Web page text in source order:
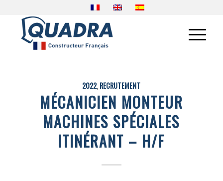
2022,RECRUTEMENT
MÉCANICIEN MONTEUR
MACHINES SPÉCIALES
ITINÉRANT – H/F